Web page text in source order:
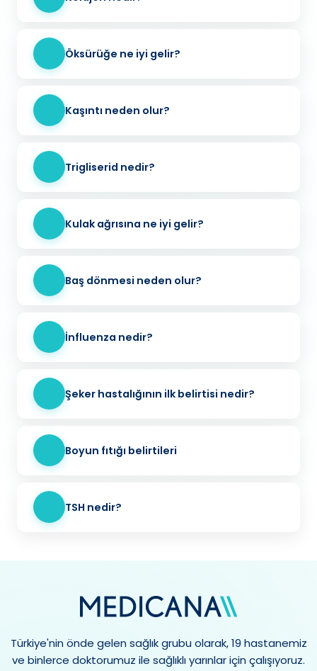
Öksürüğe ne iyi gelir?
Kaşıntı neden olur?
Trigliserid nedir?
Kulak ağrısına ne iyi gelir?
Baş dönmesi neden olur?
İnfluenza nedir?
Şeker hastalığının ilk belirtisi nedir?
Boyun fıtığı belirtileri
TSH nedir?
Türkiye'nin önde gelen sağlık grubu olarak, 19 hastanemiz
ve binlerce doktorumuz ile sağlıklı yarınlar için çalışıyoruz.